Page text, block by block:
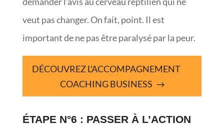
veut pas changer. On fait, point. Il est
important de ne pas être paralysé par la peur.
DÉCOUVREZ L'ACCOMPAGNEMENT
COACHING BUSINESS
ÉTAPE N°6 : PASSER À L’ACTION